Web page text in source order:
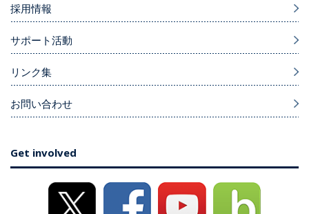
採用情報
サポート活動
リンク集
お問い合わせ
Get involved